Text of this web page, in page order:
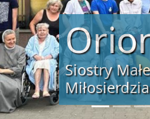
Siostry Małe
Miłosierdzia